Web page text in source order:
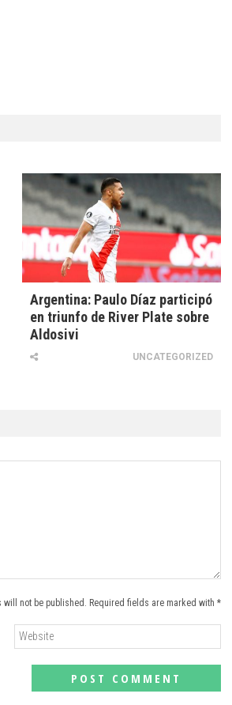
Argentina: Paulo Díaz participó
en triunfo de River Plate sobre
Aldosivi
UNCATEGORIZED
will not be published. Required fields are marked with *